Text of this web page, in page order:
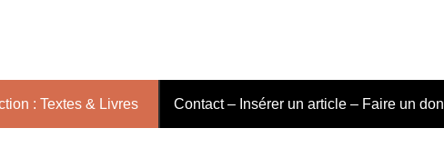
: Textes & Livres Contact – Insérer un article – Faire un don